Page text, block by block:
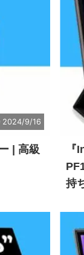
2024/9/16
| 高級
持